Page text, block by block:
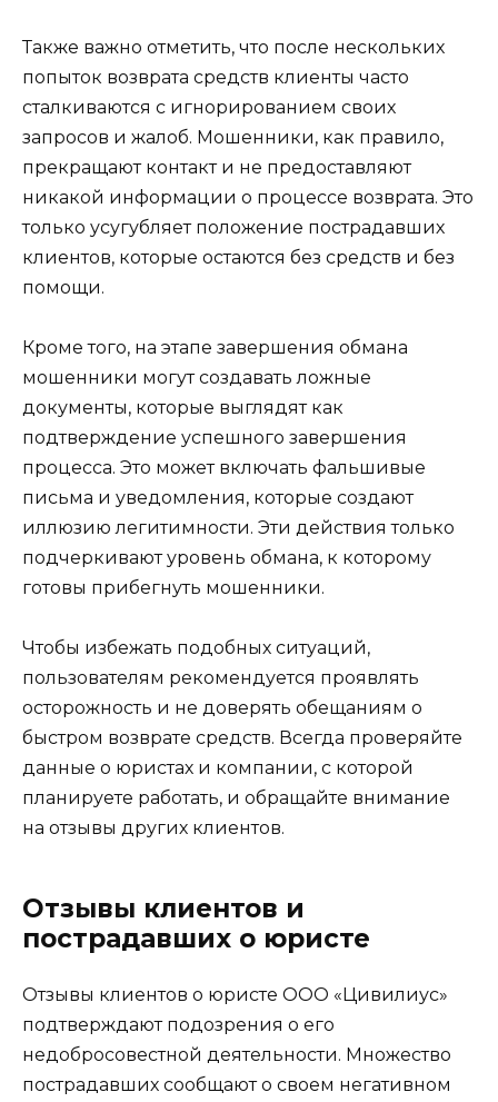
Также важно отметить, что после нескольких
попыток возврата средств клиенты часто
сталкиваются с игнорированием своих
запросов и жалоб. Мошенники, как правило,
прекращают контакт и не предоставляют
никакой информации о процессе возврата. Это
только усугубляет положение пострадавших
клиентов, которые остаются без средств и без
помощи.
Кроме того, на этапе завершения обмана
мошенники могут создавать ложные
документы, которые выглядят как
подтверждение успешного завершения
процесса. Это может включать фальшивые
письма и уведомления, которые создают
иллюзию легитимности. Эти действия только
подчеркивают уровень обмана, к которому
готовы прибегнуть мошенники.
Чтобы избежать подобных ситуаций,
пользователям рекомендуется проявлять
осторожность и не доверять обещаниям о
быстром возврате средств. Всегда проверяйте
данные о юристах и компании, с которой
планируете работать, и обращайте внимание
на отзывы других клиентов.
Отзывы клиентов и
пострадавших о юристе
Отзывы клиентов о юристе ООО «Цивилиус»
подтверждают подозрения о его
недобросовестной деятельности. Множество
пострадавших сообщают о своем негативном